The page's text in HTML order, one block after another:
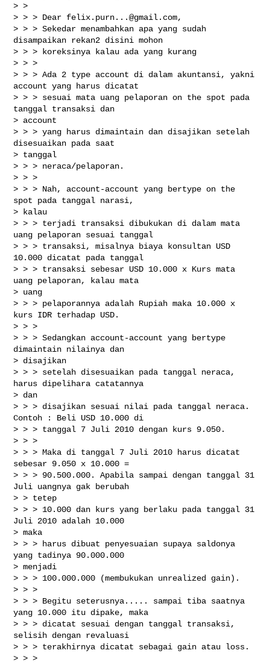
> >
> > > Dear felix.purn...@gmail.com,
> > > Sekedar menambahkan apa yang sudah
disampaikan rekan2 disini mohon
> > > koreksinya kalau ada yang kurang
> > >
> > > Ada 2 type account di dalam akuntansi, yakni
account yang harus dicatat
> > > sesuai mata uang pelaporan on the spot pada
tanggal transaksi dan
> account
> > > yang harus dimaintain dan disajikan setelah
disesuaikan pada saat
> tanggal
> > > neraca/pelaporan.
> > >
> > > Nah, account-account yang bertype on the
spot pada tanggal narasi,
> kalau
> > > terjadi transaksi dibukukan di dalam mata
uang pelaporan sesuai tanggal
> > > transaksi, misalnya biaya konsultan USD
10.000 dicatat pada tanggal
> > > transaksi sebesar USD 10.000 x Kurs mata
uang pelaporan, kalau mata
> uang
> > > pelaporannya adalah Rupiah maka 10.000 x
kurs IDR terhadap USD.
> > >
> > > Sedangkan account-account yang bertype
dimaintain nilainya dan
> disajikan
> > > setelah disesuaikan pada tanggal neraca,
harus dipelihara catatannya
> dan
> > > disajikan sesuai nilai pada tanggal neraca.
Contoh : Beli USD 10.000 di
> > > tanggal 7 Juli 2010 dengan kurs 9.050.
> > >
> > > Maka di tanggal 7 Juli 2010 harus dicatat
sebesar 9.050 x 10.000 =
> > > 90.500.000. Apabila sampai dengan tanggal 31
Juli uangnya gak berubah
> > tetep
> > > 10.000 dan kurs yang berlaku pada tanggal 31
Juli 2010 adalah 10.000
> maka
> > > harus dibuat penyesuaian supaya saldonya
yang tadinya 90.000.000
> menjadi
> > > 100.000.000 (membukukan unrealized gain).
> > >
> > > Begitu seterusnya..... sampai tiba saatnya
yang 10.000 itu dipake, maka
> > > dicatat sesuai dengan tanggal transaksi,
selisih dengan revaluasi
> > > terakhirnya dicatat sebagai gain atau loss.
> > >